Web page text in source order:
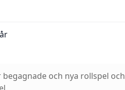
begagnade och nya rollspel och